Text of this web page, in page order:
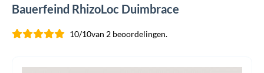
Bauerfeind RhizoLoc Duimbrace
10/10van 2 beoordelingen.